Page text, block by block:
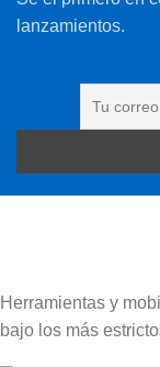
lanzamientos.
Herramientas y
bajo los más